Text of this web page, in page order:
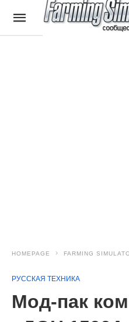
HOMEPAGE FARMING
РУССКАЯ ТЕХНИКА
Мод-пак